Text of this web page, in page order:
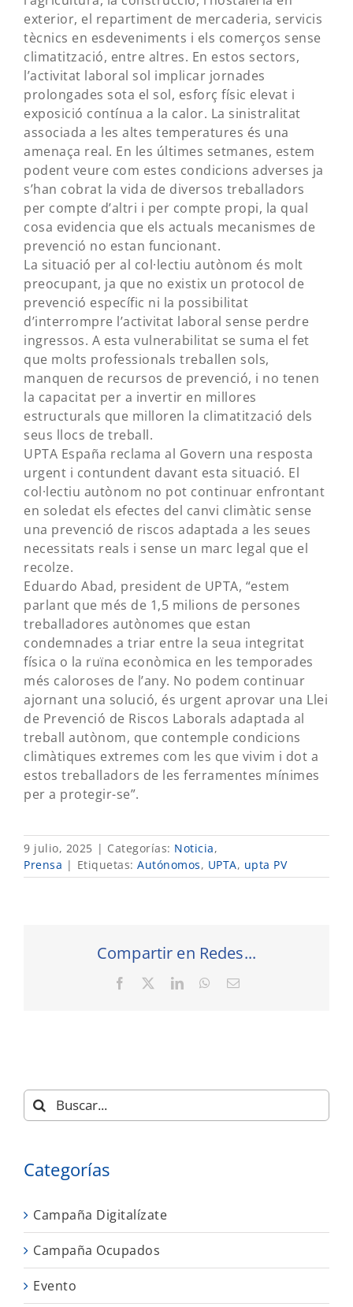
exterior, el repartiment de mercaderia, servicis
tècnics en esdeveniments i els comerços sense
climatització, entre altres. En estos sectors,
l’activitat laboral sol implicar jornades
prolongades sota el sol, esforç físic elevat i
exposició contínua a la calor. La sinistralitat
associada a les altes temperatures és una
amenaça real. En les últimes setmanes, estem
podent veure com estes condicions adverses ja
s’han cobrat la vida de diversos treballadors
per compte d’altri i per compte propi, la qual
cosa evidencia que els actuals mecanismes de
prevenció no estan funcionant.
La situació per al col·lectiu autònom és molt
preocupant, ja que no existix un protocol de
prevenció específic ni la possibilitat
d’interrompre l’activitat laboral sense perdre
ingressos. A esta vulnerabilitat se suma el fet
que molts professionals treballen sols,
manquen de recursos de prevenció, i no tenen
la capacitat per a invertir en millores
estructurals que milloren la climatització dels
seus llocs de treball.
UPTA España reclama al Govern una resposta
urgent i contundent davant esta situació. El
col·lectiu autònom no pot continuar enfrontant
en soledat els efectes del canvi climàtic sense
una prevenció de riscos adaptada a les seues
necessitats reals i sense un marc legal que el
recolze.
Eduardo Abad, president de UPTA, “estem
parlant que més de 1,5 milions de persones
treballadores autònomes que estan
condemnades a triar entre la seua integritat
física o la ruïna econòmica en les temporades
més caloroses de l’any. No podem continuar
ajornant una solució, és urgent aprovar una Llei
de Prevenció de Riscos Laborals adaptada al
treball autònom, que contemple condicions
climàtiques extremes com les que vivim i dot a
estos treballadors de les ferramentes mínimes
per a protegir-se”.
9 julio, 2025 | Categorías: Noticia,
Prensa | Etiquetas: Autónomos, UPTA, upta PV
Compartir en Redes...
Facebook LinkedInWhatsApp
Correo
Buscar:
Categorías
Campaña Digitalízate
Campaña Ocupados
Evento